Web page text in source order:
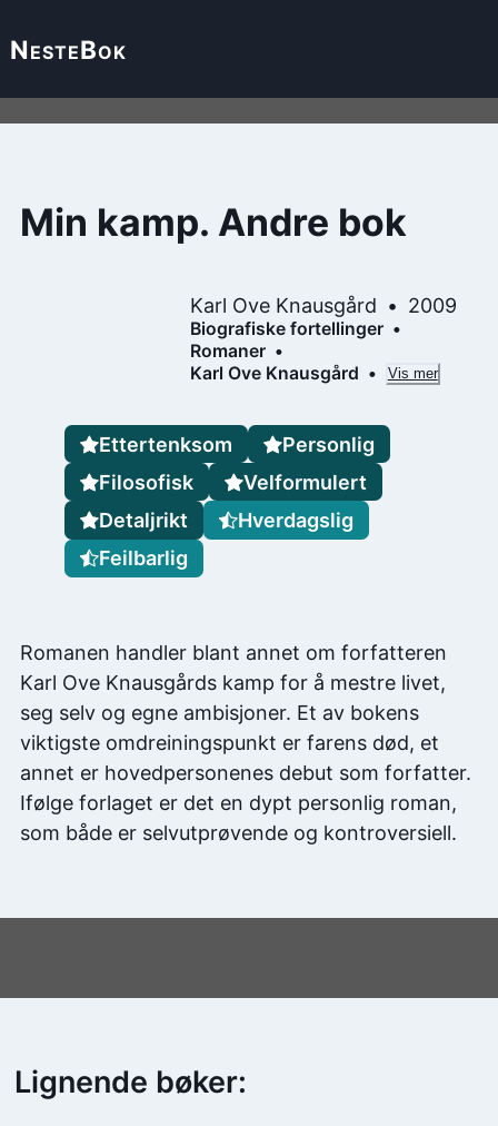
NesteBok
Min kamp. Andre bok
Karl Ove Knausgård 2009
Biografiske fortellinger
Romaner
Karl Ove Knausgård
Vis mer
Romanen handler blant annet om forfatteren
Karl Ove Knausgårds kamp for å mestre livet,
seg selv og egne ambisjoner. Et av bokens
viktigste omdreiningspunkt er farens død, et
annet er hovedpersonenes debut som forfatter.
Ifølge forlaget er det en dypt personlig roman,
som både er selvutprøvende og kontroversiell.
Ettertenksom
Personlig
Filosofisk
Velformulert
Detaljrikt
Hverdagslig
Feilbarlig
Lignende bøker: